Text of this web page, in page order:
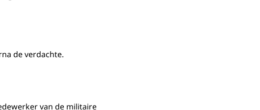
de verdachte.
van de militaire